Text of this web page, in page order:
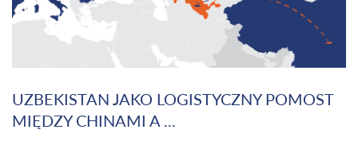
UZBEKISTAN JAKO LOGISTYCZNY POMOST
MIĘDZY CHINAMI A ...